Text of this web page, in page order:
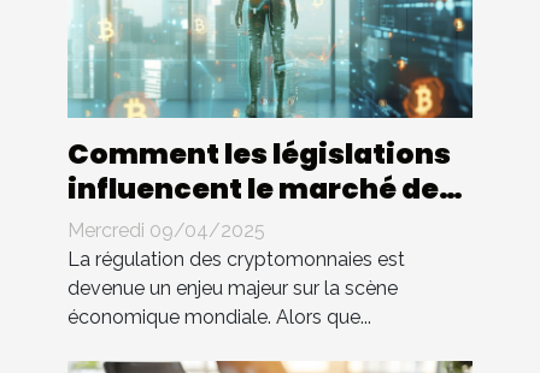
Comment les législations
influencent le marché des
cryptomonnaies
Mercredi 09/04/2025
La régulation des cryptomonnaies est
devenue un enjeu majeur sur la scène
économique mondiale. Alors que...